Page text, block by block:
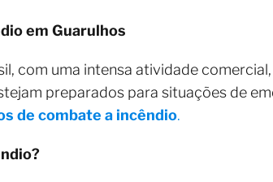
em Guarulhos
com uma intensa atividade
preparados para situações de
de combate a incêndio.